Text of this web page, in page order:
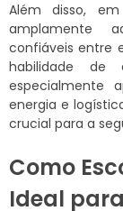
Além disso,
amplamente
confiáveis entre
habilidade de
especialmente
energia e
crucial para a
Como
Ideal